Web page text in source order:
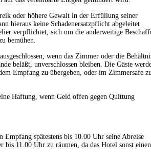
oder höhere Gewalt in der Erfüllung seiner
hieraus keine Schadenersatzpflicht abgeleitet
verpflichtet, sich um die anderweitige
bemühen.
wenn das Zimmer oder die
beläßt, unverschlossen bleiben. Die Gäste
Empfang zu übergeben, oder im Zimmersafe
Haftung, wenn Geld offen gegen Quittung
Empfang spätestens bis 10.00 Uhr seine Abreise
bis 11.00 Uhr zu räumen, da das Hotel sonst einen